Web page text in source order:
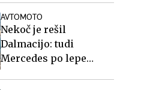
AVTOMOTO
Nekoč je rešil
Dalmacijo: tudi
Mercedes po lepe